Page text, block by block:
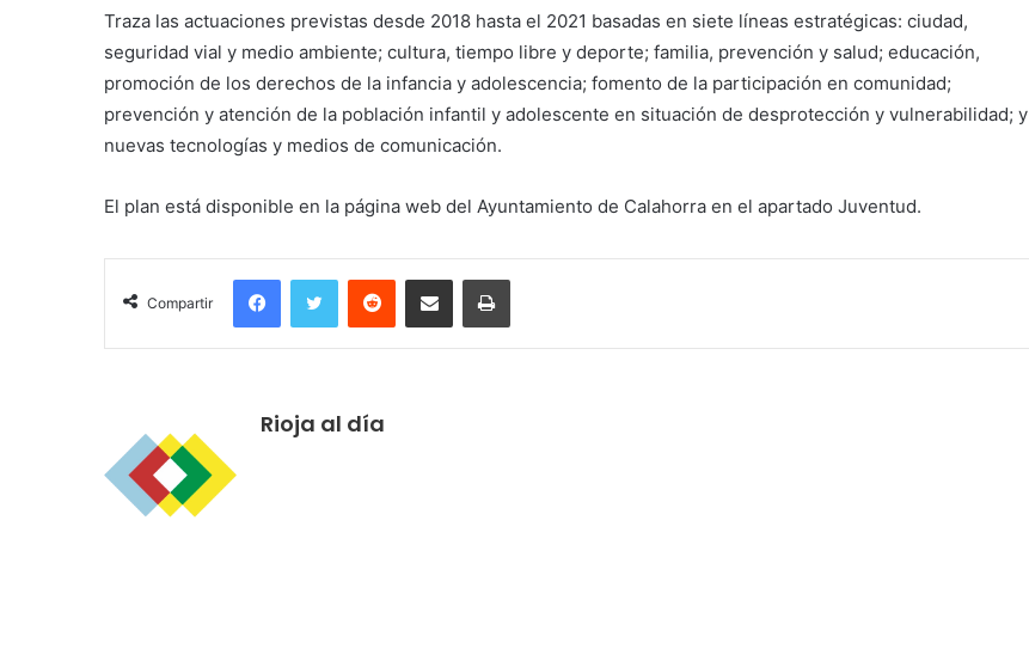
Traza las actuaciones previstas desde 2018 hasta el 2021 basadas en siete líneas estratégicas: ciudad,
seguridad vial y medio ambiente; cultura, tiempo libre y deporte; familia, prevención y salud; educación,
promoción de los derechos de la infancia y adolescencia; fomento de la participación en comunidad;
prevención y atención de la población infantil y adolescente en situación de desprotección y vulnerabilidad; y
nuevas tecnologías y medios de comunicación.
El plan está disponible en la página web del Ayuntamiento de Calahorra en el apartado Juventud.
Compartir
Rioja al día